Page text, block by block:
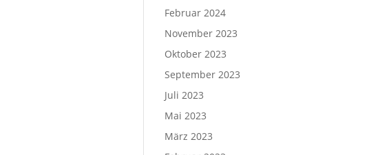
Februar 2024
November 2023
Oktober 2023
September 2023
Juli 2023
Mai 2023
März 2023